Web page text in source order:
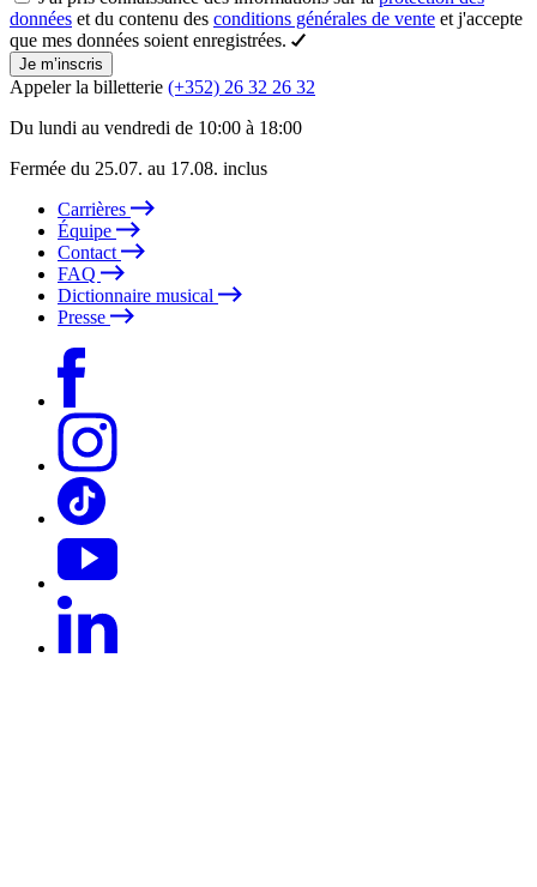
données et du contenu des conditions générales de vente et j'accepte
que mes données soient enregistrées.
Je m’inscris
Appeler la billetterie (+352) 26 32 26 32
Du lundi au vendredi de 10:00 à 18:00
Fermée du 25.07. au 17.08. inclus
Carrières
Équipe
Contact
FAQ
Dictionnaire musical
Presse